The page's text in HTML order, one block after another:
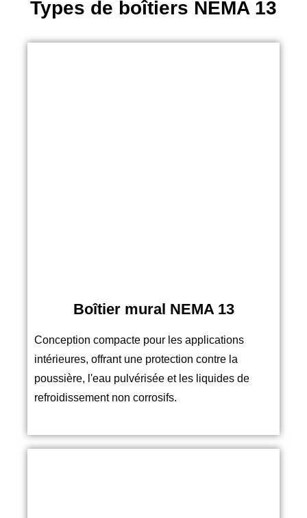
Types de boîtiers NEMA 13
Boîtier mural NEMA 13
Conception compacte pour les applications
intérieures, offrant une protection contre la
poussière, l'eau pulvérisée et les liquides de
refroidissement non corrosifs.